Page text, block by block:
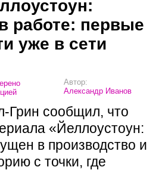
работе: первые
уже в сети
Автор:
Александр Иванов
сообщил, что
«Йеллоустоун:
в производство и
с точки, где